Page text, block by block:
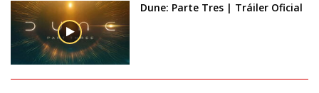
Dune: Parte Tres | Tráiler Oficial